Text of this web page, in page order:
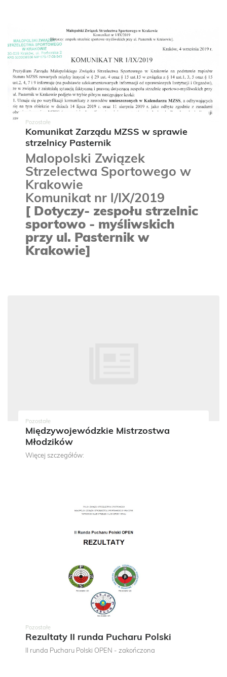
Pozostałe
Komunikat Zarządu MZSS w sprawie
strzelnicy Pasternik
Malopolski Związek
Strzelectwa Sportowego w
Krakowie
Komunikat nr l/IX/2019
[ Dotyczy- zespołu strzelnic
sportowo - myśliwskich
przy ul. Pasternik w
Krakowie]
Pozostałe
Międzywojewódzkie Mistrzostwa
Młodzików
Więcej szczegółów:
Pozostałe
Rezultaty II runda Pucharu Polski
II runda Pucharu Polski OPEN - zakończona